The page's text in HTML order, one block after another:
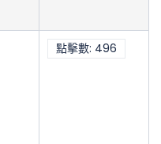
點擊數: 496